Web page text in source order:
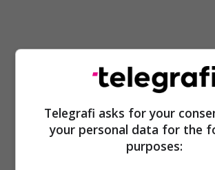
Telegrafi asks for your
your personal data for the
purposes: